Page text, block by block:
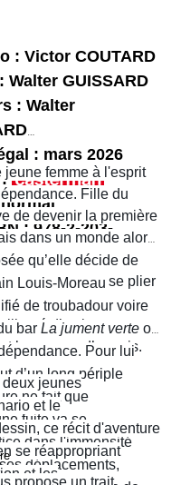
la gâchette, surtout
surréaliste.
: Victor COUTARD
Walter GUISSARD
: Walter
: mars 2026
:
: 978-2-203-
femme à l'esprit
Fille du
de devenir la première
dans un monde alors
à une institution
Refusant de se plier
elle ne cesse de
liberté d’action en
beaucoup d’ennuis.
qu’elle décide de
Louis-Moreau
de troubadour voire
bar La jument verte où
Pour lui
d’un long périple
ne fait que
fuite va se
dans l'immensité
déplacements,
jeunes
et le
ce récit d'aventure
se réappropriant
et les